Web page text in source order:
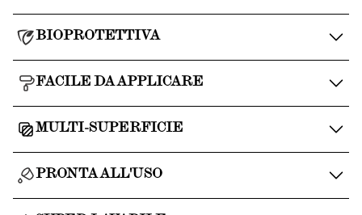
BIOPROTETTIVA
FACILE DA APPLICARE
MULTI-SUPERFICIE
PRONTA ALL'USO